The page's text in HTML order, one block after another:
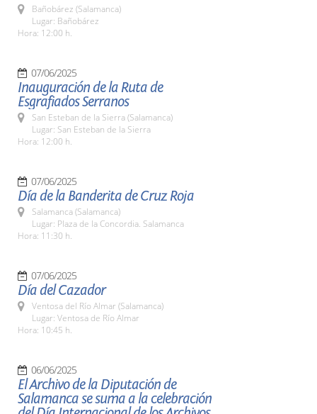
Bañobárez (Salamanca)
Lugar: Bañobárez
Hora: 12:00 h.
07/06/2025
Inauguración de la Ruta de
Esgrafiados Serranos
San Esteban de la Sierra (Salamanca)
Lugar: San Esteban de la Sierra
Hora: 12:00 h.
07/06/2025
Día de la Banderita de Cruz Roja
Salamanca (Salamanca)
Lugar: Plaza de la Concordia. Salamanca
Hora: 11:30 h.
07/06/2025
Día del Cazador
Ventosa del Río Almar (Salamanca)
Lugar: Ventosa de Río Almar
Hora: 10:45 h.
06/06/2025
El Archivo de la Diputación de
Salamanca se suma a la celebración